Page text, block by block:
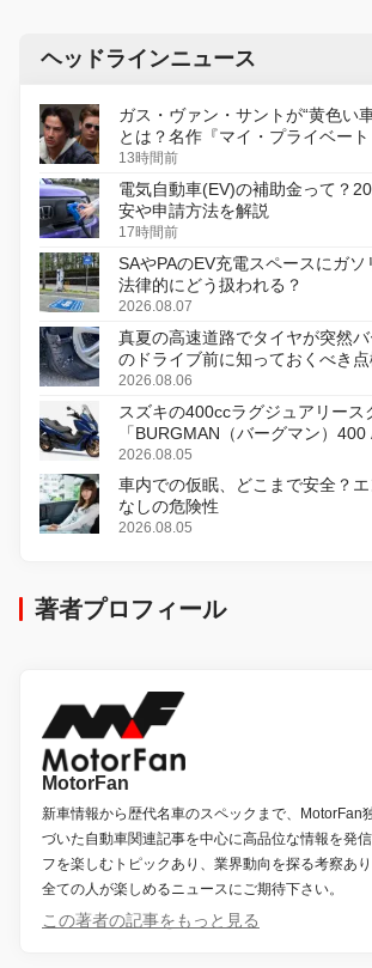
ヘッドラインニュース
ガス・ヴァン・サントが“黄色い
とは？名作『マイ・プライベート
初のデジタルリマスター版で復活
13時間前
電気自動車(EV)の補助金って？
安や申請方法を解説
17時間前
SAやPAのEV充電スペースにガソ
法律的にどう扱われる？
2026.08.07
真夏の高速道路でタイヤが突然
のドライブ前に知っておくべき
2026.08.06
スズキの400ccラグジュアリース
「BURGMAN（バーグマン）400
変更し、8月18日に発売
2026.08.05
車内での仮眠、どこまで安全？
なしの危険性
2026.08.05
著者プロフィール
MotorFan
新車情報から歴代名車のスペックまで、MotorFan
づいた自動車関連記事を中心に高品位な情報を発
フを楽しむトピックあり、業界動向を探る考察あ
全ての人が楽しめるニュースにご期待下さい。
この著者の記事をもっと見る